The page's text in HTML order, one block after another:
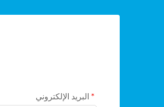
البريد الإلكتروني